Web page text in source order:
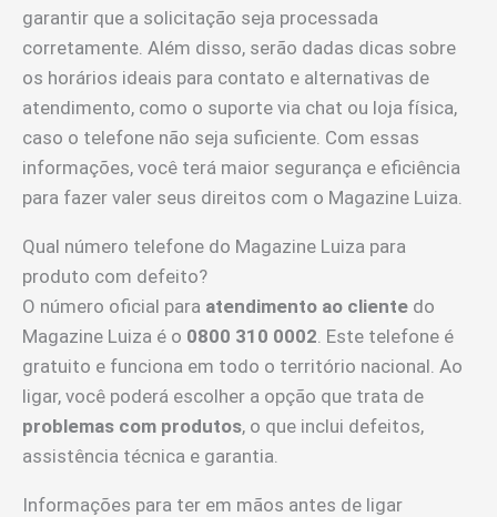
garantir que a solicitação seja processada
corretamente. Além disso, serão dadas dicas sobre
os horários ideais para contato e alternativas de
atendimento, como o suporte via chat ou loja física,
caso o telefone não seja suficiente. Com essas
informações, você terá maior segurança e eficiência
para fazer valer seus direitos com o Magazine Luiza.
Qual número telefone do Magazine Luiza para
produto com defeito?
O número oficial para atendimento ao cliente do
Magazine Luiza é o 0800 310 0002 . Este telefone é
gratuito e funciona em todo o território nacional. Ao
ligar, você poderá escolher a opção que trata de
problemas com produtos, o que inclui defeitos,
assistência técnica e garantia.
Informações para ter em mãos antes de ligar